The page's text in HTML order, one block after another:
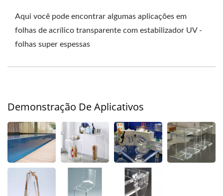
Aqui você pode encontrar algumas aplicações em
folhas de acrílico transparente com estabilizador UV -
folhas super espessas
Demonstração De Aplicativos